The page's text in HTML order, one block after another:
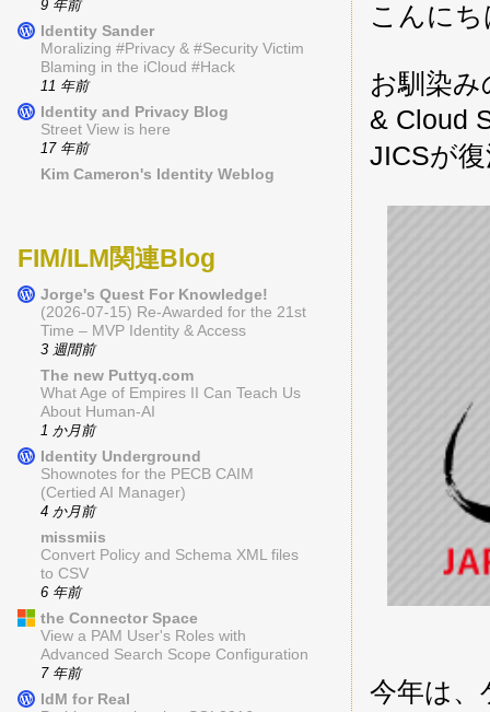
こんに
お馴染み
& Cloud
JICSが
今年は、
9 年前
Identity Sander
Moralizing #Privacy & #Security Victim
Blaming in the iCloud #Hack
11 年前
Identity and Privacy Blog
Street View is here
17 年前
Kim Cameron's Identity Weblog
FIM/ILM関連Blog
Jorge's Quest For Knowledge!
(2026-07-15) Re-Awarded for the 21st
Time – MVP Identity & Access
3 週間前
The new Puttyq.com
What Age of Empires II Can Teach Us
About Human-AI
1 か月前
Identity Underground
Shownotes for the PECB CAIM
(Certied AI Manager)
4 か月前
missmiis
Convert Policy and Schema XML files
to CSV
6 年前
the Connector Space
View a PAM User's Roles with
Advanced Search Scope Configuration
7 年前
IdM for Real